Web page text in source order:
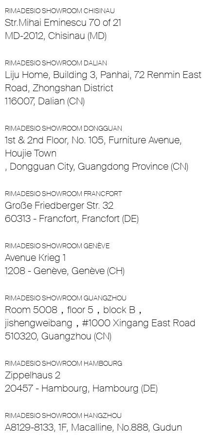
RIMADESIO SHOWROOM CHISINAU
Str.Mihai Eminescu 70 of 21
MD-2012, Chisinau (MD)
RIMADESIO SHOWROOM DALIAN
Liju Home, Building 3, Panhai, 72 Renmin East
Road, Zhongshan District
116007, Dalian (CN)
RIMADESIO SHOWROOM DONGGUAN
1st & 2nd Floor, No. 105, Furniture Avenue,
Houjie Town
, Dongguan City, Guangdong Province (CN)
RIMADESIO SHOWROOM FRANCFORT
Große Friedberger Str. 32
60313 - Francfort, Francfort (DE)
RIMADESIO SHOWROOM GENÈVE
Avenue Krieg 1
1208 - Genève, Genève (CH)
RIMADESIO SHOWROOM GUANGZHOU
Room 5008，floor 5，block B，
jishengweibang，#1000 Xingang East Road
510320, Guangzhou (CN)
RIMADESIO SHOWROOM HAMBOURG
Zippelhaus 2
20457 - Hambourg, Hambourg (DE)
RIMADESIO SHOWROOM HANGZHOU
A8129-8133, 1F, Macalline, No.888, Gudun